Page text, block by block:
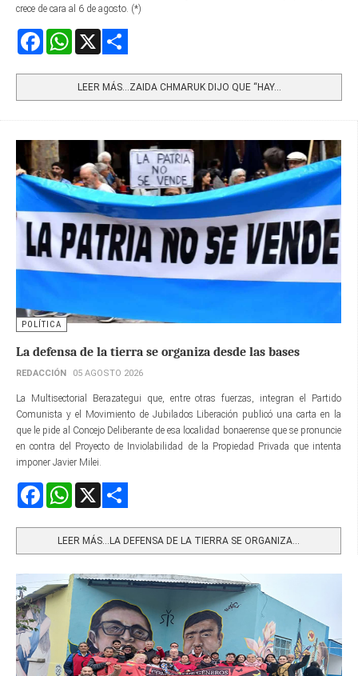
crece de cara al 6 de agosto. (*)
FacebookWhatsApp
LEER MÁS…ZAIDA CHMARUK DIJO QUE “HAY...
POLÍTICA
La defensa de la tierra se organiza desde las bases
REDACCIÓN 05 AGOSTO 2026
La Multisectorial Berazategui que, entre otras fuerzas, integran el Partido
Comunista y el Movimiento de Jubilados Liberación publicó una carta en la
que le pide al Concejo Deliberante de esa localidad bonaerense que se pronuncie
en contra del Proyecto de Inviolabilidad de la Propiedad Privada que intenta
imponer Javier Milei.
FacebookWhatsApp
LEER MÁS…LA DEFENSA DE LA TIERRA SE ORGANIZA...